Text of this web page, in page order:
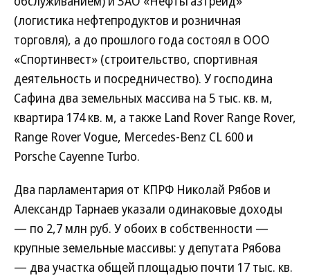
(логистика нефтепродуктов и розничная
торговля), а до прошлого года состоял в ООО
«Спортинвест» (строительство, спортивная
деятельность и посредничество). У господина
Сафина два земельных массива на 5 тыс. кв. м,
квартира 174 кв. м, а также Land Rover Range Rover,
Range Rover Vogue, Mercedes-Benz CL 600 и
Porsche Cayenne Turbo.
Два парламентария от КПРФ Николай Рябов и
Александр Тарнаев указали одинаковые доходы
— по 2,7 млн руб. У обоих в собственности —
крупные земельные массивы: у депутата Рябова
— два участка общей площадью почти 17 тыс. кв.